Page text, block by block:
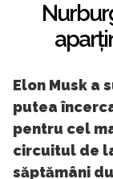
Elon Musk a
putea
pentru cel
circuitul de
săptămâni